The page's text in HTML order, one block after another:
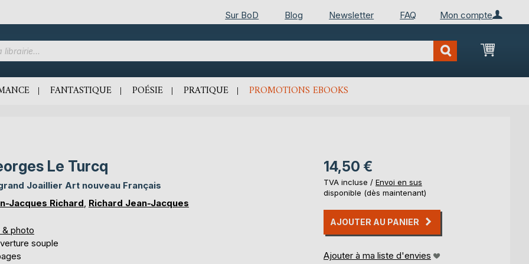
Mon compte
Sur BoD Blog Newsletter FAQ
Mon
FANTASTIQUE POÉSIE PRATIQUE PROMOTIONS EBOOKS
Le Turcq
Joaillier Art nouveau Français
Jacques Richard, Richard Jean-Jacques
& photo
souple
14,50 €
TVA incluse / Envoi en sus
disponible (dès maintenant)
AJOUTER AU PANIER
Ajouter à ma liste d'envies